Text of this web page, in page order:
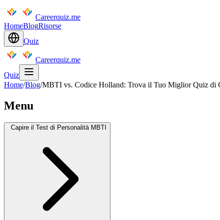
Careerquiz.me
HomeBlogRisorse
Quiz
Careerquiz.me
Quiz
Home/Blog/MBTI vs. Codice Holland: Trova il Tuo Miglior Quiz di
Menu
Capire il Test di Personalità MBTI